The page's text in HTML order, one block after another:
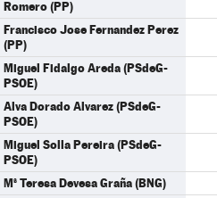
Romero (PP)
Francisco Jose Fernandez Perez
(PP)
Miguel Fidalgo Areda (PSdeG-
PSOE)
Alva Dorado Alvarez (PSdeG-
PSOE)
Miguel Solla Pereira (PSdeG-
PSOE)
Mª Teresa Devesa Graña (BNG)